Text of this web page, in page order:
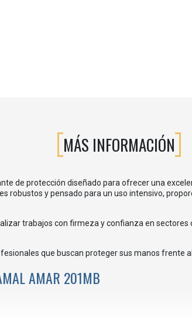
MÁS INFORMACIÓN
de protección diseñado para ofrecer una
robustos y pensado para un uso intensivo,
trabajos con firmeza y confianza en
que buscan proteger sus manos frente
AMAR 201MB